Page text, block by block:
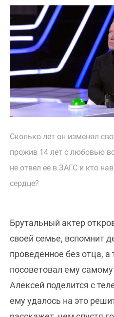
Сколько лет он изменял
прожив 14 лет с любовью
не отвел ее в ЗАГС и кто
сердце?
Брутальный актер
своей семье, вспомнит
проведенное без отца, а
посоветовал ему
Алексей поделится с
ему удалось на это